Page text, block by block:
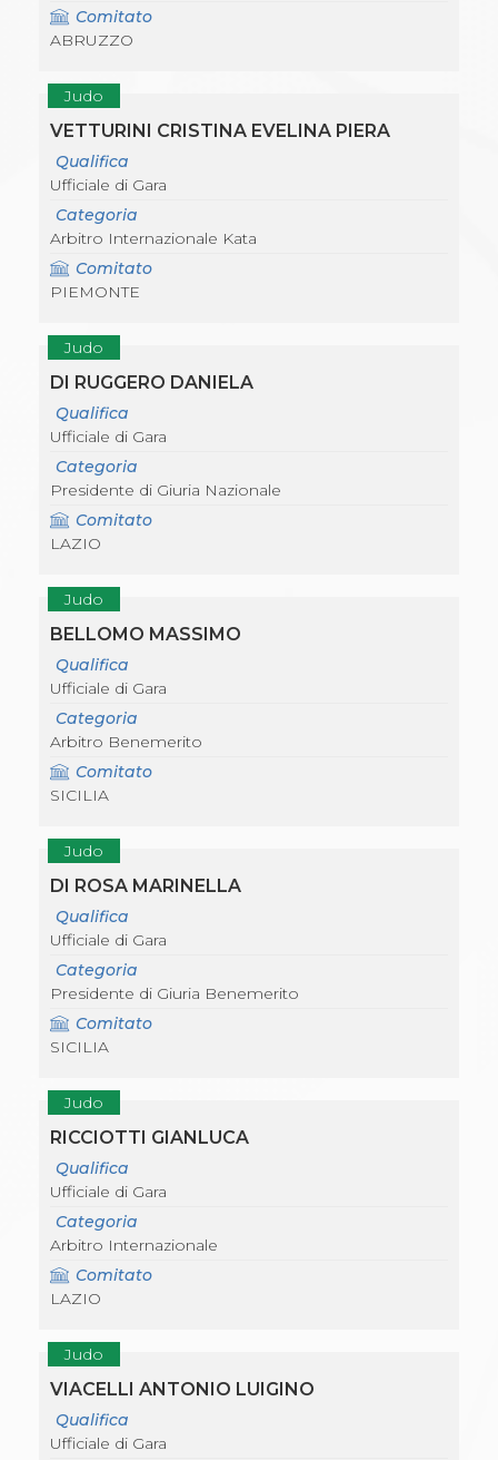
Comitato
ABRUZZO
Judo
VETTURINI CRISTINA EVELINA PIERA
Qualifica
Ufficiale di Gara
Categoria
Arbitro Internazionale Kata
Comitato
PIEMONTE
Judo
DI RUGGERO DANIELA
Qualifica
Ufficiale di Gara
Categoria
Presidente di Giuria Nazionale
Comitato
LAZIO
Judo
BELLOMO MASSIMO
Qualifica
Ufficiale di Gara
Categoria
Arbitro Benemerito
Comitato
SICILIA
Judo
DI ROSA MARINELLA
Qualifica
Ufficiale di Gara
Categoria
Presidente di Giuria Benemerito
Comitato
SICILIA
Judo
RICCIOTTI GIANLUCA
Qualifica
Ufficiale di Gara
Categoria
Arbitro Internazionale
Comitato
LAZIO
Judo
VIACELLI ANTONIO LUIGINO
Qualifica
Ufficiale di Gara